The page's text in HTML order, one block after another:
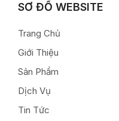
SƠ ĐỒ WEBSITE
Trang Chủ
Giới Thiệu
Sản Phẩm
Dịch Vụ
Tin Tức